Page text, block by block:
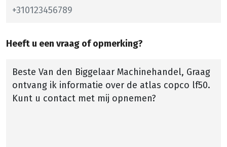
Heeft u een vraag of opmerking?